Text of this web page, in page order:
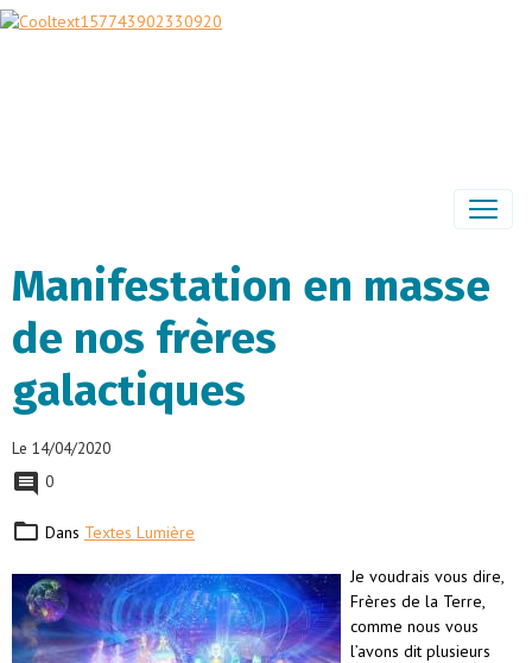
Manifestation en masse
de nos frères
galactiques
Le 14/04/2020
0
Dans Textes Lumière
Je voudrais vous dire,
Frères de la Terre,
comme nous vous
l’avons dit plusieurs